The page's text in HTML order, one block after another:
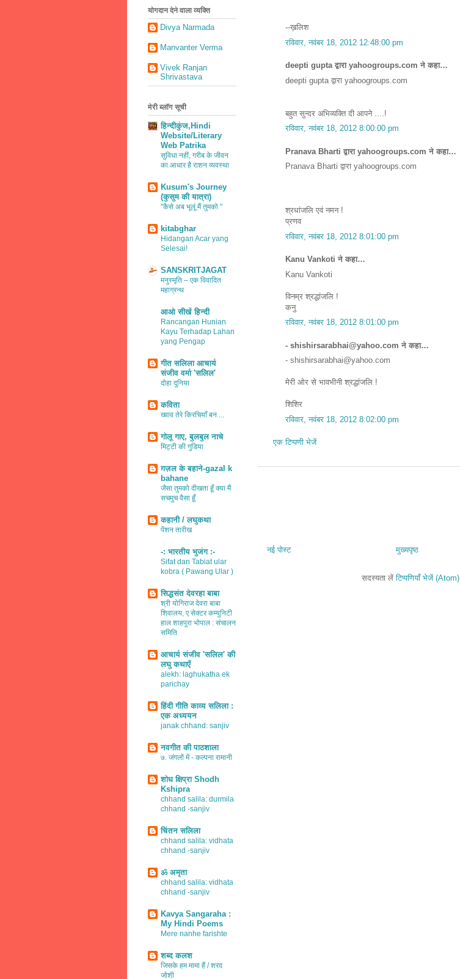
--ख़लिश
रविवार, नवंबर 18, 2012 12:48:00 pm
deepti gupta द्वारा yahoogroups.com ने कहा…
deepti gupta द्वारा yahoogroups.com
बहुत सुन्दर अभिव्यक्ति दी आपने ....!
रविवार, नवंबर 18, 2012 8:00:00 pm
Pranava Bharti द्वारा yahoogroups.com ने कहा…
Pranava Bharti द्वारा yahoogroups.com
श्रधांजलि एवं नमन !
प्रणव
रविवार, नवंबर 18, 2012 8:01:00 pm
Kanu Vankoti ने कहा…
Kanu Vankoti
विनम्र श्रद्धांजलि !
कनु
रविवार, नवंबर 18, 2012 8:01:00 pm
- shishirsarabhai@yahoo.com ने कहा…
- shishirsarabhai@yahoo.com
मेरी ओर से भावभीनी श्रद्धांजलि !
शिशिर
रविवार, नवंबर 18, 2012 8:02:00 pm
एक टिप्पणी भेजें
नई पोस्ट मुख्यपृष्ठ
सदस्यता लेंटिप्पणियाँ भेजें (Atom)
योगदान देने वाला व्यक्ति
Divya Narmada
Manvanter Verma
Vivek Ranjan
Shrivastava
मेरी ब्लॉग सूची
हिन्दीकुंज,Hindi
Website/Literary
Web Patrika
सुविधा नहीं, गरीब के जीवन
का आधार है राशन व्यवस्था
Kusum's Journey
(कुसुम की यात्रा)
"कैसे अब भूलूं मैं तुमको "
kitabghar
Hidangan Acar yang
Selesai!
SANSKRITJAGAT
मनुस्मृति – एक विवादित
महाग्रन्थ
आओ सीखें हिन्दी
Rancangan Hunian
Kayu Terhadap Lahan
yang Pengap
गीत सलिला आचार्य
संजीव वर्मा 'सलिल'
दोहा दुनिया
कविता
ख्वाव तेरे किरचियाँ बन ...
गोलू गाए, बुलबुल नाचे
मिट्टी की गुडिया
ग़ज़ल के बहाने-gazal k
bahane
जैसा तुमको दीखता हूँ क्या मैं
सचमुच वैसा हूँ
कहानी / लघुकथा
पेंशन तारीख
-: भारतीय भुजंग :-
Sifat dan Tabiat ular
kobra ( Pawang Ular )
सिद्धसंत देवरहा बाबा
श्री योगिराज देवरा बाबा
शिवालय, ए सेक्टर कम्युनिटी
हाल शाहपुरा भोपाल : संचालन
समिति
आचार्य संजीव 'सलिल' की
लघु कथाएँ
alekh: laghukatha ek
parichay
हिंदी गीति काव्य सलिला :
एक अध्ययन
janak chhand: sanjiv
नवगीत की पाठशाला
७. जंगलों में - कल्पना रामानी
शोध क्षिप्रा Shodh
Kshipra
chhand salila: durmila
chhand -sanjiv
चिंतन सलिला
chhand salila: vidhata
chhand -sanjiv
ॐ अमृता
chhand salila: vidhata
chhand -sanjiv
Kavya Sangaraha :
My Hindi Poems
Mere nanhe farishte
शब्द कलश
जिसके हम मामा हैं / शरद
जोशी